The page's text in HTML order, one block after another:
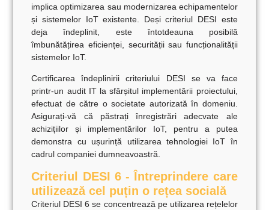
implica optimizarea sau modernizarea echipamentelor
și sistemelor IoT existente. Deși criteriul DESI este
deja îndeplinit, este întotdeauna posibilă
îmbunătățirea eficienței, securității sau funcționalității
sistemelor IoT.
Certificarea îndeplinirii criteriului DESI se va face
printr-un audit IT la sfârșitul implementării proiectului,
efectuat de către o societate autorizatăîn domeniu.
Asigurați-vă că păstrați înregistrări adecvate ale
achizițiilor și implementărilor IoT, pentru a putea
demonstra cu ușurință utilizarea tehnologiei IoT în
cadrul companiei dumneavoastră.
Criteriul DESI 6 - Întreprindere care
utilizează cel puțin o rețea socială
Criteriul DESI 6 se concentrează pe utilizarea rețelelor